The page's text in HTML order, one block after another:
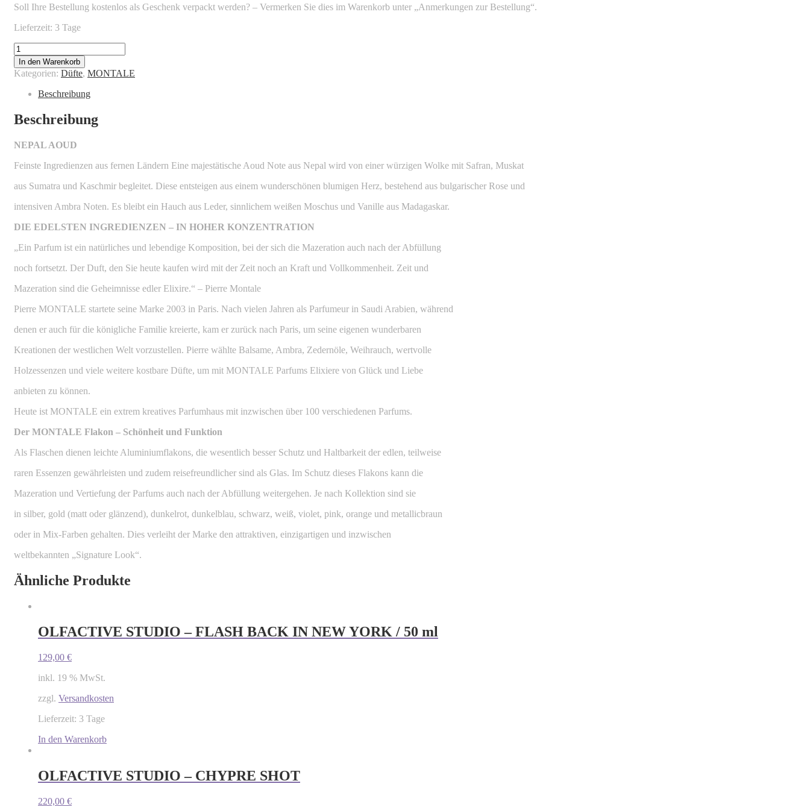
Soll Ihre Bestellung kostenlos als Geschenk verpackt werden? – Vermerken Sie dies im Warenkorb unter „Anmerkungen zur Bestellung“.
Lieferzeit: 3 Tage
MONTALE
-
NEPAL
AOUD
Menge
In den Warenkorb
Kategorien: Düfte, MONTALE
Beschreibung
Beschreibung
NEPAL AOUD
Feinste Ingredienzen aus fernen Ländern Eine majestätische Aoud Note aus Nepal wird von einer würzigen Wolke mit Safran, Muskat
aus Sumatra und Kaschmir begleitet. Diese entsteigen aus einem wunderschönen blumigen Herz, bestehend aus bulgarischer Rose und
intensiven Ambra Noten. Es bleibt ein Hauch aus Leder, sinnlichem weißen Moschus und Vanille aus Madagaskar.
DIE EDELSTEN INGREDIENZEN – IN HOHER KONZENTRATION
„Ein Parfum ist ein natürliches und lebendige Komposition, bei der sich die Mazeration auch nach der Abfüllung
noch fortsetzt. Der Duft, den Sie heute kaufen wird mit der Zeit noch an Kraft und Vollkommenheit. Zeit und
Mazeration sind die Geheimnisse edler Elixire.“ – Pierre Montale
Pierre MONTALE startete seine Marke 2003 in Paris. Nach vielen Jahren als Parfumeur in Saudi Arabien, während
denen er auch für die königliche Familie kreierte, kam er zurück nach Paris, um seine eigenen wunderbaren
Kreationen der westlichen Welt vorzustellen. Pierre wählte Balsame, Ambra, Zedernöle, Weihrauch, wertvolle
Holzessenzen und viele weitere kostbare Düfte, um mit MONTALE Parfums Elixiere von Glück und Liebe
anbieten zu können.
Heute ist MONTALE ein extrem kreatives Parfumhaus mit inzwischen über 100 verschiedenen Parfums.
Der MONTALE Flakon – Schönheit und Funktion
Als Flaschen dienen leichte Aluminiumflakons, die wesentlich besser Schutz und Haltbarkeit der edlen, teilweise
raren Essenzen gewährleisten und zudem reisefreundlicher sind als Glas. Im Schutz dieses Flakons kann die
Mazeration und Vertiefung der Parfums auch nach der Abfüllung weitergehen. Je nach Kollektion sind sie
in silber, gold (matt oder glänzend), dunkelrot, dunkelblau, schwarz, weiß, violet, pink, orange und metallicbraun
oder in Mix-Farben gehalten. Dies verleiht der Marke den attraktiven, einzigartigen und inzwischen
weltbekannten „Signature Look“.
Ähnliche Produkte
OLFACTIVE STUDIO – FLASH BACK IN NEW YORK / 50 ml
129,00 €
inkl. 19 % MwSt.
zzgl. Versandkosten
Lieferzeit: 3 Tage
In den Warenkorb
OLFACTIVE STUDIO – CHYPRE SHOT
220,00 €